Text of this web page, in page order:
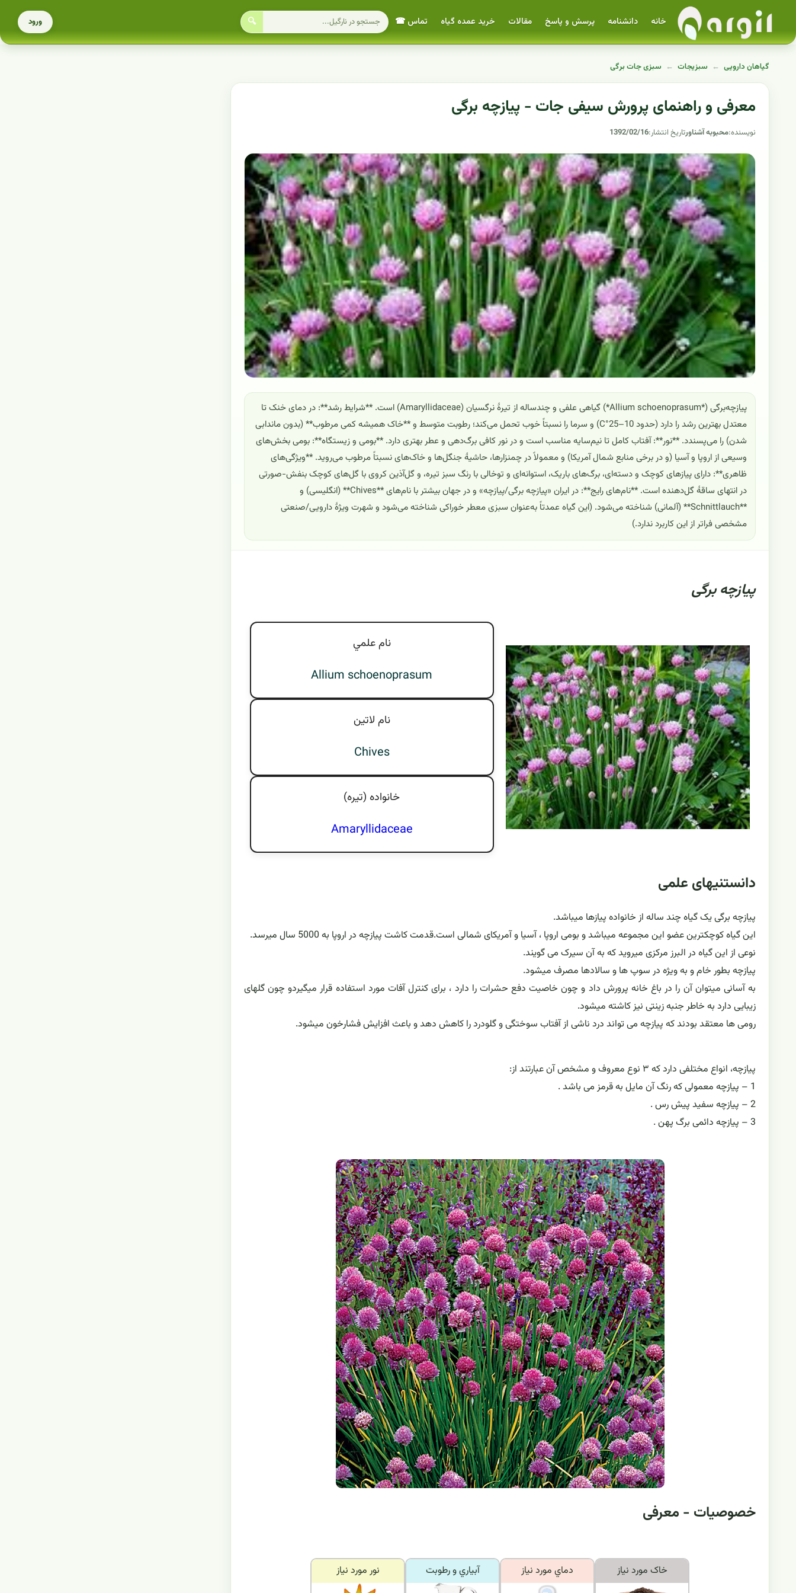
خانه دانشنامه پرسش و پاسخ مقالات خرید عمده گیاه تماس ☎ 🔍 ورود
گیاهان دارویی ← سبزیجات ← سبزی جات برگی
معرفی و راهنمای پرورش سیفی جات - پیازچه برگی
نویسنده:محبوبه آشناورتاریخ انتشار:1392/02/16
پیازچه‌برگی (*Allium schoenoprasum*) گیاهی علفی و چندساله از تیرهٔ نرگسیان (Amaryllidaceae) است. **شرایط رشد**: در دمای خنک تا
معتدل بهترین رشد را دارد (حدود 10–25°C) و سرما را نسبتاً خوب تحمل می‌کند؛ رطوبت متوسط و **خاک همیشه کمی مرطوب** (بدون ماندابی
شدن) را می‌پسندد. **نور**: آفتاب کامل تا نیم‌سایه مناسب است و در نور کافی برگ‌دهی و عطر بهتری دارد. **بومی و زیستگاه**: بومی بخش‌های
وسیعی از اروپا و آسیا (و در برخی منابع شمال آمریکا) و معمولاً در چمنزارها، حاشیهٔ جنگل‌ها و خاک‌های نسبتاً مرطوب می‌روید. **ویژگی‌های
ظاهری**: دارای پیازهای کوچک و دسته‌ای، برگ‌های باریک، استوانه‌ای و توخالی با رنگ سبز تیره، و گل‌آذین کروی با گل‌های کوچک بنفش-صورتی
در انتهای ساقهٔ گل‌دهنده است. **نام‌های رایج**: در ایران «پیازچه برگی/پیازچه» و در جهان بیشتر با نام‌های **Chives** (انگلیسی) و
**Schnittlauch** (آلمانی) شناخته می‌شود. (این گیاه عمدتاً به‌عنوان سبزی معطر خوراکی شناخته می‌شود و شهرت ویژهٔ دارویی/صنعتی
مشخصی فراتر از این کاربرد ندارد.)
پیازچه برگی
نام علمي
Allium schoenoprasum
نام لاتين
Chives
خانواده (تيره)
Amaryllidaceae
دانستنیهای علمی
پیازچه برگی یک گیاه چند ساله از خانواده پیازها میباشد.
این گیاه کوچکترین عضو این مجموعه میباشد و بومی اروپا ، آسیا و آمریکای شمالی است.قدمت کاشت پیازچه در اروپا به 5000 سال میرسد.
نوعی از این گیاه در البرز مرکزی میروید که به آن سیرک می گویند.
پیازچه بطور خام و به ویژه در سوپ ها و سالادها مصرف میشود.
به آسانی میتوان آن را در باغ خانه پرورش داد و چون خاصیت دفع حشرات را دارد ، برای کنترل آفات مورد استفاده قرار میگیردو چون گلهای
زیبایی دارد به خاطر جنبه زینتی نیز کاشته میشود.
رومی ها معتقد بودند که پیازچه می تواند درد ناشی از آفتاب سوختگی و گلودرد را کاهش دهد و باعث افزایش فشارخون میشود.
پیازچه، انواع مختلفی دارد كه ۳ نوع معروف و مشخص آن عبارتند از:
1 – پیازچه معمولی كه رنگ آن مایل به قرمز می باشد .
2 – پیازچه سفید پیش رس .
3 – پیازچه دائمی برگ پهن .
خصوصیات - معرفی
نور مورد نياز آبياري و رطوبت دماي مورد نياز خاک مورد نياز